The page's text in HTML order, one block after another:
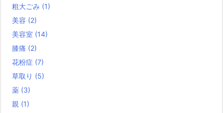
粗大ごみ (1)
美容 (2)
美容室 (14)
膝痛 (2)
花粉症 (7)
草取り (5)
薬 (3)
親 (1)